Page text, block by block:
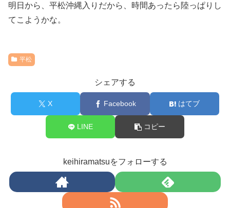
明日から、平松沖縄入りだから、時間あったら陸っぱりし
てこようかな。
平松
シェアする
X Facebook はてブ
LINE コピー
keihiramatsuをフォローする